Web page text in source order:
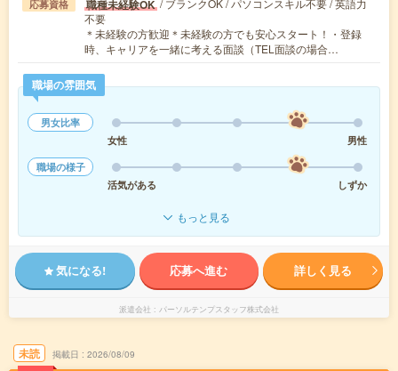
応募資格 職種未経験OK / ブランクOK / パソコンスキル不要 / 英語力
不要
＊未経験の方歓迎＊未経験の方でも安心スタート！・登録
時、キャリアを一緒に考える面談（TEL面談の場合…
職場の雰囲気
男女比率
女性
男性
職場の様子
活気がある
しずか
もっと見る
気になる! 応募へ進む 詳しく見る
派遣会社 パーソルテンプスタッフ株式会社
未読 掲載日 2026/08/09